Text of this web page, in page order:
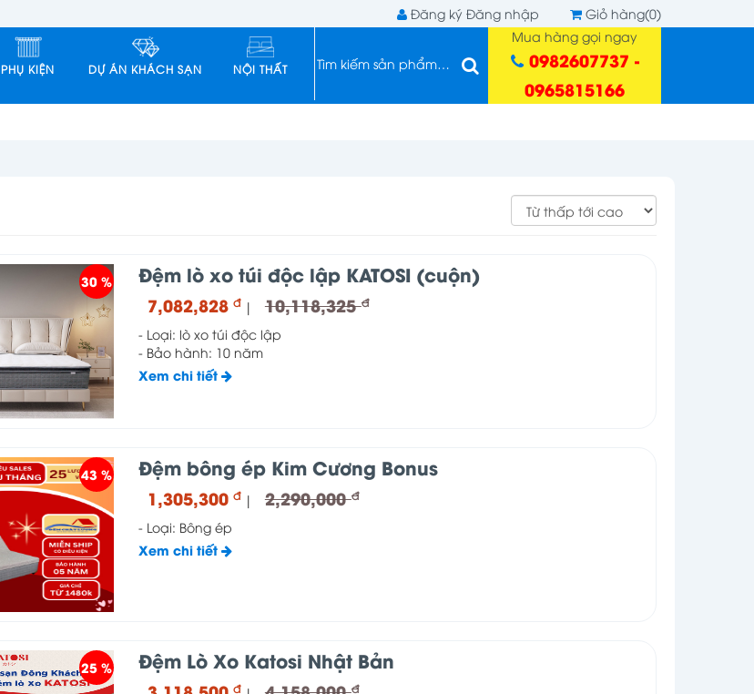
Đăng ký Đăng nhập Giỏ hàng(0)
PHỤ KIỆN DỰ ÁN KHÁCH SẠN NỘI THẤT
Mua hàng gọi ngay
0982607737 -
0965815166
30 % Đệm lò xo túi độc lập KATOSI (cuộn)
7,082,828 đ | 10,118,325đ
- Loại: lò xo túi độc lập
- Bảo hành: 10 năm
Xem chi tiết
43 % Đệm bông ép Kim Cương Bonus
1,305,300 đ | 2,290,000đ
- Loại: Bông ép
Xem chi tiết
25 % Đệm Lò Xo Katosi Nhật Bản
đ đ